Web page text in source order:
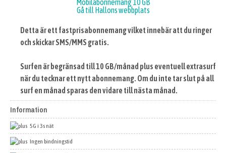
Mobilabonnemang 10 GB
Gå till Hallons webbplats
Detta är ett fastprisabonnemang vilket innebär att du ringer
och skickar SMS/MMS gratis.
Surfen är begränsad till 10 GB/månad plus eventuell extrasurf
när du tecknar ett nytt abonnemang. Om du inte tar slut på all
surf en månad sparas den vidare till nästa månad.
Information
5G i 3s nät
Ingen bindningstid